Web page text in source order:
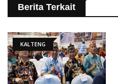
Berita Terkait
KALTENG